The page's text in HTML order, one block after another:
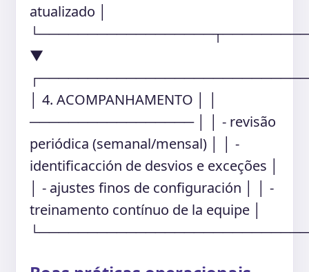
atualizado │
▼
│ 4. ACOMPANHAMENTO │ │
───────────────── │ │ - revisão
periódica (semanal/mensal) │ │ -
identificacción de desvios e exceções │
│ - ajustes finos de configuración │ │ -
treinamento contínuo de la equipe │